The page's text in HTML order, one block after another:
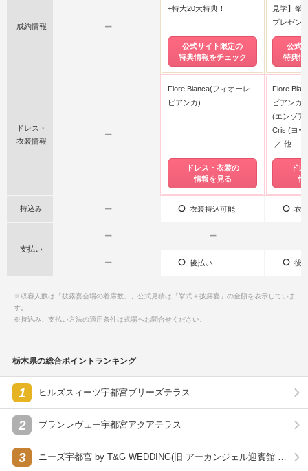
成約情報 ー
+特大20大特典！
公式サイト限定の
特典情報をチェック
見学】挙
プレゼン
公式
特典情
ドレス・
衣装情報
ー
Fiore Bianca(フィオーレ
ビアンカ)
ドレス・衣装の
情報を見る
Fiore
ビアンカ)
(エンゾア
Cris (ヨー
他
ド
情
持込み ー 衣装持込可能 衣
支払い
ー ー
ー 後払い 後
※収容人数は「披露宴会場の着席数」、公式見積は「挙式＋披露宴」の金額を表示していま
す。
※持込み、支払い方法の適用条件は式場へお問合せください。
栃木県の総合ポイントランキング
1 ヒルズスィーツ宇都宮ブリーズテラス
2 ブランレヴュー宇都宮アクアテラス
3
ニーズ宇都宮 by T&G WEDDING(旧 アーカンジェル迎賓館 宇